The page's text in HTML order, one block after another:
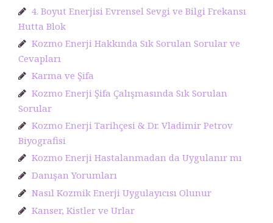
4. Boyut Enerjisi Evrensel Sevgi ve Bilgi Frekansı
Hutta Blok
Kozmo Enerji Hakkında Sık Sorulan Sorular ve
Cevapları
Karma ve Şifa
Kozmo Enerji Şifa Çalışmasında Sık Sorulan
Sorular
Kozmo Enerji Tarihçesi & Dr. Vladimir Petrov
Biyografisi
Kozmo Enerji Hastalanmadan da Uygulanır mı
Danışan Yorumları
Nasıl Kozmik Enerji Uygulayıcısı Olunur
Kanser, Kistler ve Urlar